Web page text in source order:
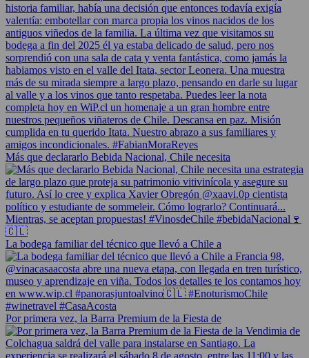
Más que declararlo Bebida Nacional, Chile necesita
La bodega familiar del técnico que llevó a Chile a
Por primera vez, la Barra Premium de la Fiesta de